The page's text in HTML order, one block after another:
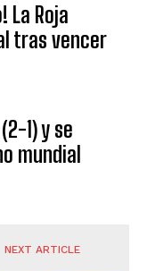
La Roja
tras vencer
1) y se
mundial
NEXT ARTICLE